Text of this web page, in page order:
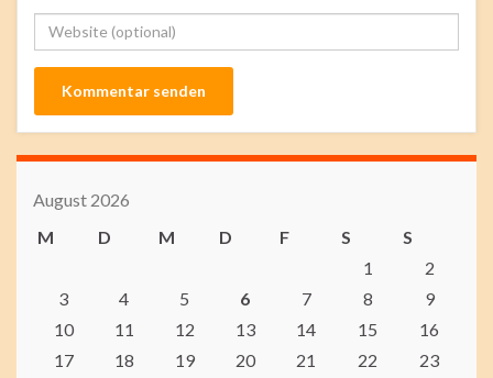
August 2026
M
D M D F S
S
1
2
3
4 5 6 7 8
9
10
11 12 13 14 15
16
17
18 19 20 21 22
23